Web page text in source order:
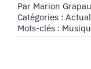
Par Marion
Catégories :
Mots-clés :